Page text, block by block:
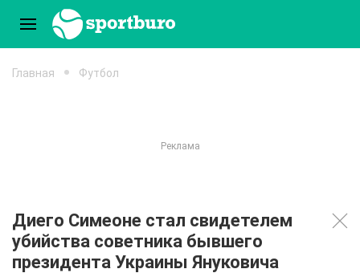
Главная Футбол
Диего Симеоне стал свидетелем
убийства советника бывшего
президента Украины Януковича